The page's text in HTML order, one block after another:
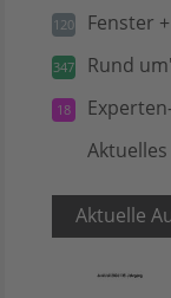
120 Fenster
347 Rund
18
Aktuelles
Aktuelle